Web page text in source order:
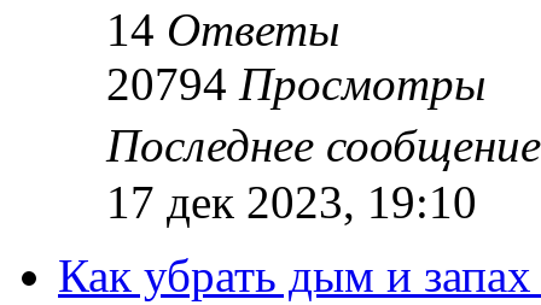
14 Ответы
20794 Просмотры
Последнее
17 дек 2023, 19:10
Как убрать дым и запах